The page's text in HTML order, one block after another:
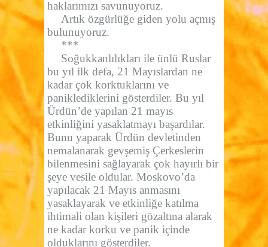
haklarımızı savunuyoruz.
Artık özgürlüğe giden yolu açmış
bulunuyoruz.
***
Soğukkanlılıkları ile ünlü Ruslar
bu yıl ilk defa, 21 Mayıslardan ne
kadar çok korktuklarını ve
paniklediklerini gösterdiler. Bu yıl
Ürdün’de yapılan 21 mayıs
etkinliğini yasaklatmayı başardılar.
Bunu yaparak Ürdün devletinden
nemalanarak gevşemiş Çerkeslerin
bilenmesini sağlayarak çok hayırlı bir
şeye vesile oldular. Moskovo’da
yapılacak 21 Mayıs anmasını
yasaklayarak ve etkinliğe katılma
ihtimali olan kişileri gözaltına alarak
ne kadar korku ve panik içinde
olduklarını gösterdiler.